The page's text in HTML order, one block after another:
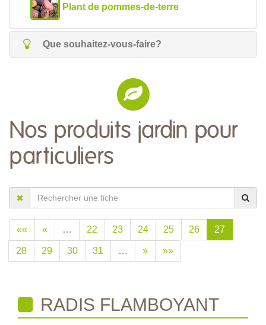
Plant de pommes-de-terre
Que souhaitez-vous-faire?
Nos produits jardin pour
particuliers
«« « … 22 23 24 25 26 27
28 29 30 31 … » »»
RADIS FLAMBOYANT